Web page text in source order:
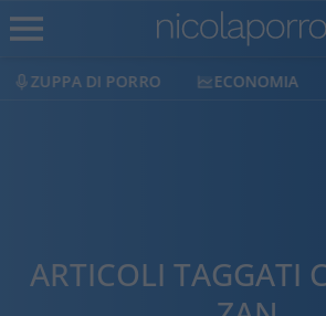
ECONOMIA LIBERILIBRI
ARTICOLI TAGGATI